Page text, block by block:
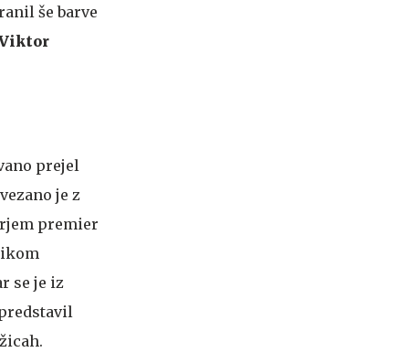
še barve
prejel
je z
premier
se je iz